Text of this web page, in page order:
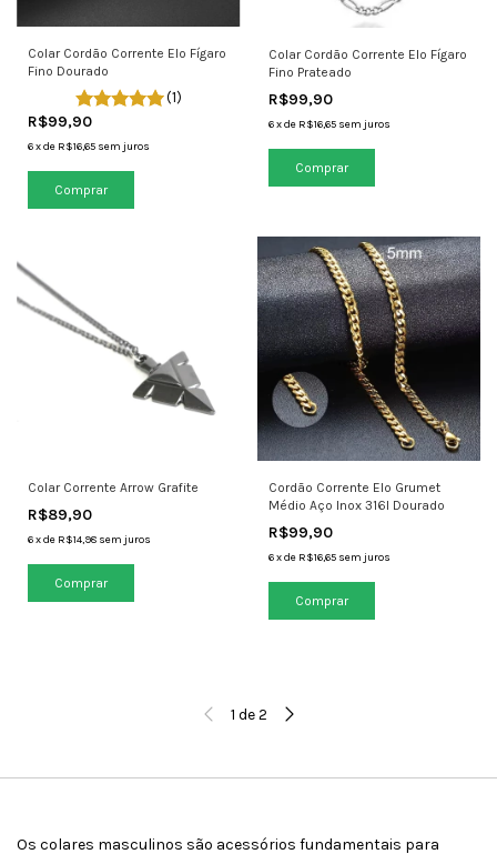
Colar Cordão Corrente Elo Fígaro
Fino Dourado
(1)
R$99,90
6xde R$16,65 sem juros
Comprar
Colar Cordão Corrente Elo Fígaro
Fino Prateado
R$99,90
6 xde R$16,65 sem juros
Comprar
Colar Corrente Arrow Grafite
R$89,90
6xde R$14,98 sem juros
Cordão Corrente Elo Grumet
Médio Aço Inox 316l Dourado
R$99,90
6 xde R$16,65 sem juros
1 de 2
Os colares masculinos são acessórios fundamentais para